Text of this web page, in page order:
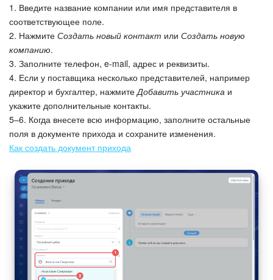
1. Введите название компании или имя представителя в
соответствующее поле.
2. Нажмите Создать новый контакт или Создать новую
компанию.
3. Заполните телефон, e-mail, адрес и реквизиты.
4. Если у поставщика несколько представителей, например
директор и бухгалтер, нажмитеДобавить участника и
укажите дополнительные контакты.
5–6. Когда внесете всю информацию, заполните остальные
поля в документе прихода и сохраните изменения.
Как создать документ прихода